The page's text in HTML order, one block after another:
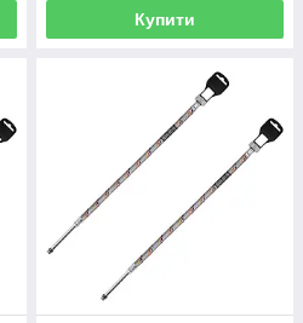
Купити